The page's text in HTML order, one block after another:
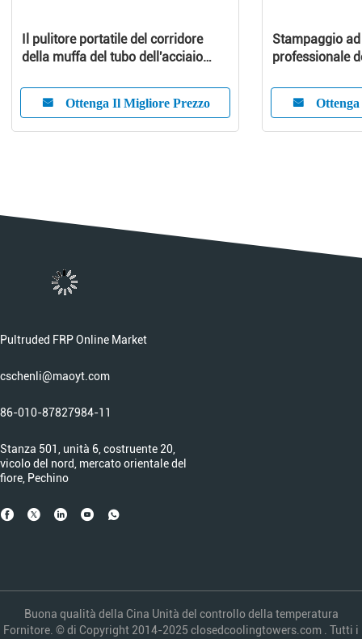
Il pulitore portatile del corridore
della muffa del tubo dell'acciaio
Ottenga Il Migliore Prezzo
Stampaggio
professionale
Pultruded FRP Online Market
cschenli@maoyt.com
86-010-87827984-11
Stanza 501, unità 6, costruente 20,
vicolo del nord, mercato orientale del
fiore, Pechino
Buona qualità della Cina Unità del controllo della temperatura
Fornitore. © di Copyright 2014-2025 closedcoolingtowers.com . Tutti i